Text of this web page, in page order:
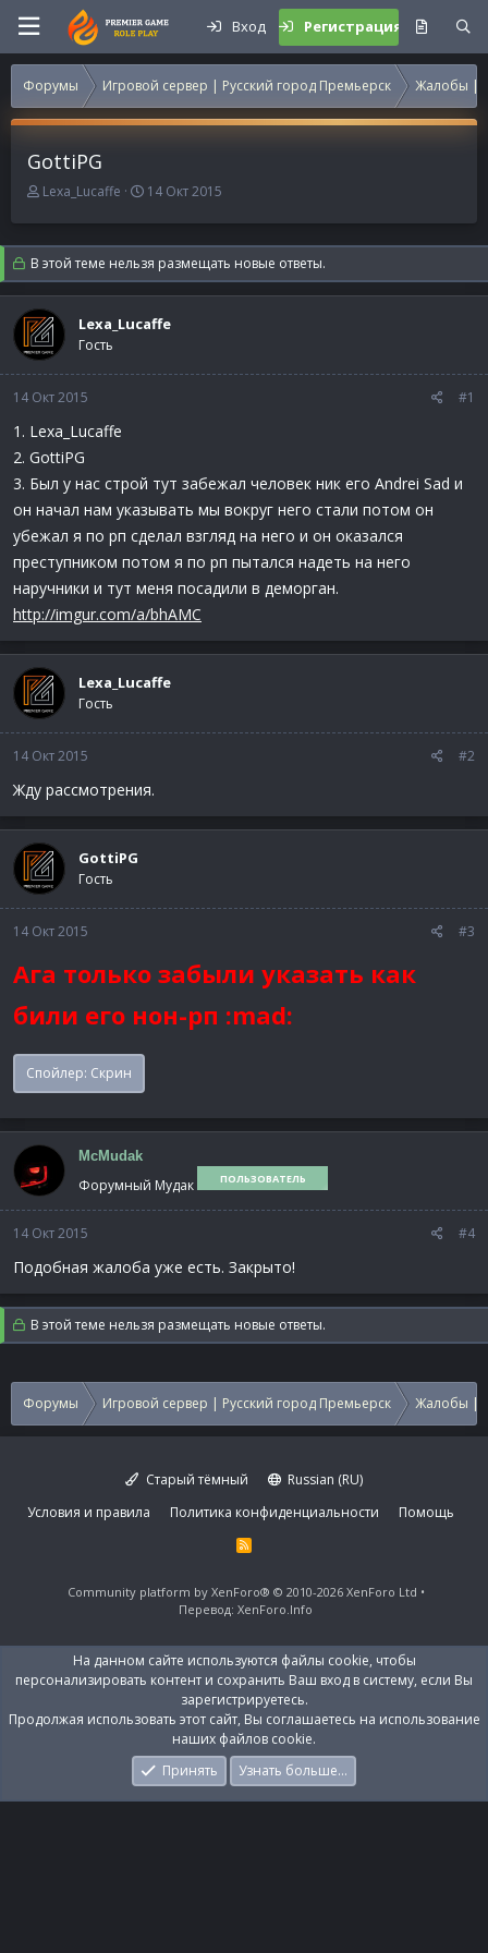
Вход Регистрация
Форумы Игровой сервер | Русский город Премьерск Жалобы |
GottiPG
А
т
о
р
т
е
м
ы
Lexa_Lucaffe
Д
т
а
н
а
а
14 Окт 2015
В этой теме нельзя размещать новые ответы.
Lexa_Lucaffe
Гость
14 Окт 2015 #1
1. Lexa_Lucaffe
2. GottiPG
3. Был у нас строй тут забежал человек ник его Andrei Sad и
он начал нам указывать мы вокруг него стали потом он
убежал я по рп сделал взгляд на него и он оказался
преступником потом я по рп пытался надеть на него
наручники и тут меня посадили в деморган.
http://imgur.com/a/bhAMC
Lexa_Lucaffe
Гость
14 Окт 2015 #2
Жду рассмотрения.
GottiPG
Гость
14 Окт 2015 #3
Ага только забыли указать как
били его нон-рп :mad:
Спойлер: Скрин
McMudak
Форумный Мудак ПОЛЬЗОВАТЕЛЬ
14 Окт 2015 #4
Подобная жалоба уже есть. Закрыто!
В этой теме нельзя размещать новые ответы.
Форумы Игровой сервер | Русский город Премьерск Жалобы |
Старый тёмный
Russian (RU)
Условия и правила
Политика конфиденциальности Помощь
R
S
Community platform by XenForo® © 2010-2026 XenForo Ltd
Перевод: XenForo.Info
На данном сайте используются файлы cookie, чтобы
персонализировать контент и сохранить Ваш вход в систему, если Вы
зарегистрируетесь.
Продолжая использовать этот сайт, Вы соглашаетесь на использование
наших файлов cookie.
Принять
Узнать больше…